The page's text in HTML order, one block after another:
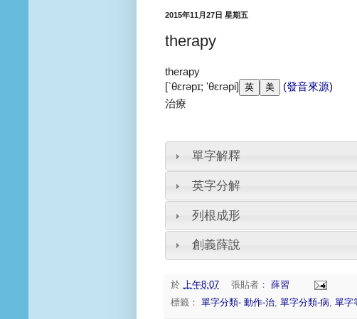
2015年11月27日 星期五
therapy
therapy
[`θɛrəpɪ; 'θɛrəpi]
(發音來源)
治療
單字解釋
英字分解
列根成形
創義薛說
於 上午8:07 張貼者：
薛習
標籤： 單字分類- 動作-治, 單字分類-病, 單字